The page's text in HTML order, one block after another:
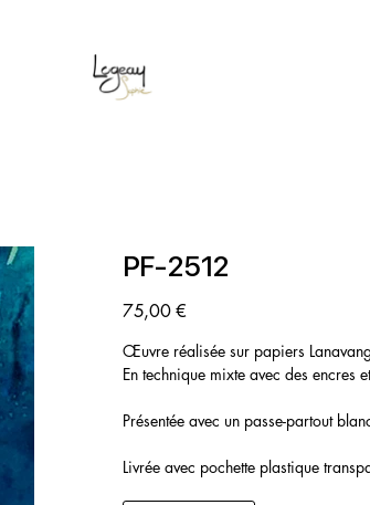
PF-2512
Prix
75,00 €
Œuvre réalisée sur papiers
En technique mixte avec des encres
Présentée avec un passe-partout
Livrée avec pochette plastique